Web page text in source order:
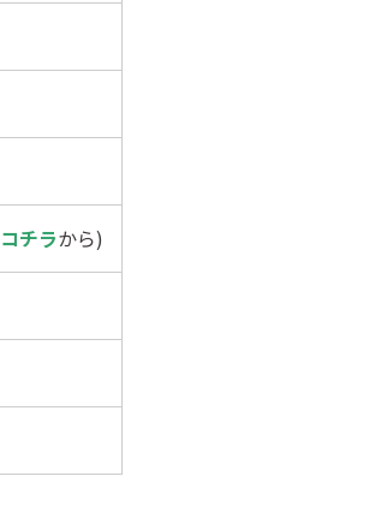
コチラから)